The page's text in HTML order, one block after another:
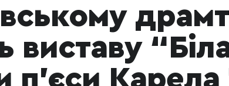
виставу
п’єси